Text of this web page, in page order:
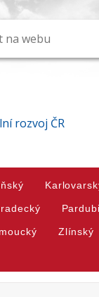
rozvoj ČR
Zlínský